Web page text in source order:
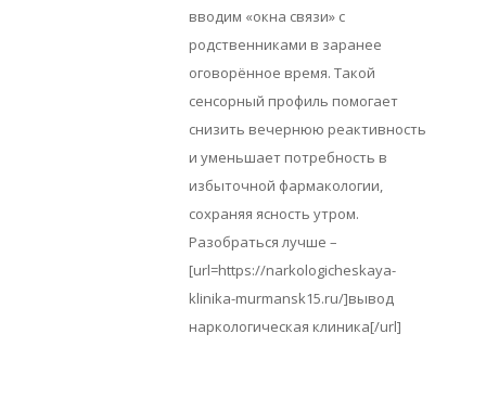
вводим «окна связи» с
родственниками в заранее
оговорённое время. Такой
сенсорный профиль помогает
снизить вечернюю реактивность
и уменьшает потребность в
избыточной фармакологии,
сохраняя ясность утром.
Разобраться лучше –
[url=https://narkologicheskaya-
klinika-murmansk15.ru/]вывод
наркологическая клиника[/url]